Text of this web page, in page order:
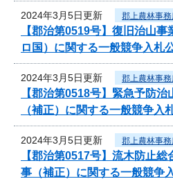
2024年3月5日更新 郡上農林事
【郡治第0519号】復旧治山
ロ国）に関する一般競争入札
2024年3月5日更新 郡上農林事
【郡治第0518号】緊急予防
（補正）に関する一般競争入
2024年3月5日更新 郡上農林事
【郡治第0517号】流木防止
事（補正）に関する一般競争